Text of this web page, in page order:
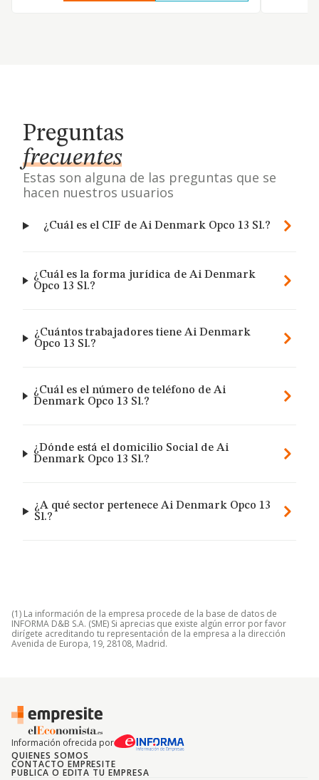
Preguntas
frecuentes
Estas son alguna de las preguntas que se
hacen nuestros usuarios
¿Cuál es el CIF de Ai Denmark Opco 13 Sl.?
¿Cuál es la forma jurídica de Ai Denmark
Opco 13 Sl.?
¿Cuántos trabajadores tiene Ai Denmark
Opco 13 Sl.?
¿Cuál es el número de teléfono de Ai
Denmark Opco 13 Sl.?
¿Dónde está el domicilio Social de Ai
Denmark Opco 13 Sl.?
¿A qué sector pertenece Ai Denmark Opco 13
Sl.?
(1) La información de la empresa procede de la base de datos de
INFORMA D&B S.A. (SME) Si aprecias que existe algún error por favor
dirígete acreditando tu representación de la empresa a la dirección
Avenida de Europa, 19, 28108, Madrid.
Información ofrecida por
QUIENES SOMOS
CONTACTO EMPRESITE
PUBLICA O EDITA TU EMPRESA